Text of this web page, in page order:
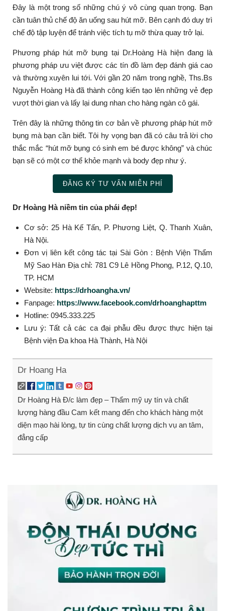
Đây là một trong số những chú ý vô cùng quan trọng. Bạn
cần tuân thủ chế độ ăn uống sau hút mỡ. Bên cạnh đó duy trì
chế độ tập luyện để tránh việc tích tụ mỡ thừa quay trở lại.
Phương pháp hút mỡ bụng tại Dr.Hoàng Hà hiện đang là
phương pháp ưu việt được các tín đồ làm đẹp đánh giá cao
và thường xuyên lui tới. Với gần 20 năm trong nghề, Ths.Bs
Nguyễn Hoàng Hà đã thành công kiến tạo lên những vẻ đẹp
vượt thời gian và lấy lại dung nhan cho hàng ngàn cô gái.
Trên đây là những thông tin cơ bản về phương pháp hút mỡ
bụng mà bạn cần biết. Tôi hy vọng bạn đã có câu trả lời cho
thắc mắc “hút mỡ bụng có sinh em bé được không” và chúc
bạn sẽ có một cơ thể khỏe mạnh và body đẹp như ý.
ĐĂNG KÝ TƯ VẤN MIỄN PHÍ
Dr Hoàng Hà niềm tin của phái đẹp!
Cơ sở: 25 Hà Kế Tấn, P. Phương Liệt, Q. Thanh Xuân,
Hà Nội.
Đơn vị liên kết công tác tại Sài Gòn : Bệnh Viện Thẩm
Mỹ Sao Hàn Địa chỉ: 781 C9 Lê Hồng Phong, P.12, Q.10,
TP. HCM
Website: https://drhoangha.vn/
Fanpage: https://www.facebook.com/drhoanghapttm
Hotline: 0945.333.225
Lưu ý: Tất cả các ca đại phẫu đều được thực hiện tại
Bệnh viện Đa khoa Hà Thành, Hà Nội
Dr Hoang Ha
Dr Hoàng Hà Đ/c làm đẹp – Thẩm mỹ uy tín và chất
lượng hàng đầu Cam kết mang đến cho khách hàng một
diện mạo hài lòng, tự tin cùng chất lượng dịch vụ an tâm,
đẳng cấp